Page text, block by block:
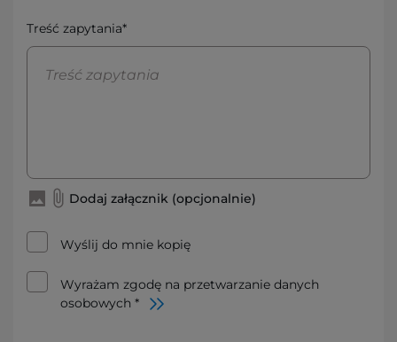
Treść zapytania*
Dodaj załącznik (opcjonalnie)
Wyślij do mnie kopię
Wyrażam zgodę na przetwarzanie danych
osobowych *